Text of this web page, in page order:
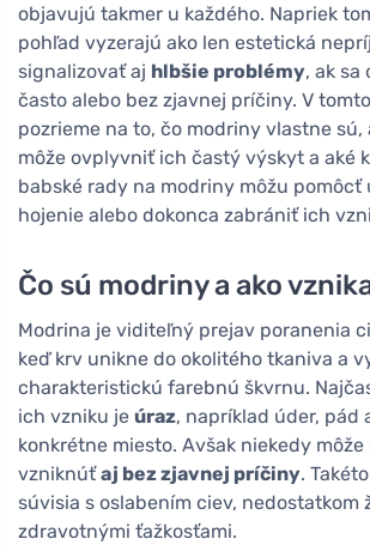
objavujú takmer u každého. Napriek
pohľad vyzerajú ako len estetická
signalizovať aj hlbšie problémy, ak sa
často alebo bez zjavnej príčiny. V
pozrieme na to, čo modriny vlastne sú,
môže ovplyvniť ich častý výskyt a aké
babské rady na modriny môžu
hojenie alebo dokonca zabrániť ich
Čo sú modriny a ako
Modrina je viditeľný prejav poranenia
keď krv unikne do okolitého tkaniva a
charakteristickú farebnú škvrnu.
ich vzniku je úraz, napríklad úder, pád
konkrétne miesto. Avšak niekedy môže
vzniknúťaj bez zjavnej príčiny.
súvisia s oslabením ciev, nedostatkom
zdravotnými ťažkosťami.